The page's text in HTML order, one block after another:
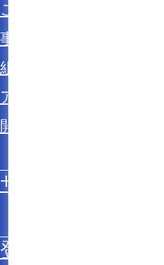
ごあいさつ
事業内容と歩み
組織概要
アクセス
開示資料
サステナビリティ
登録リスト